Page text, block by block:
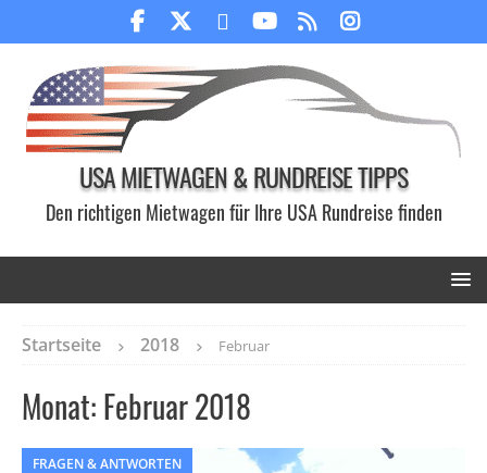
USA MIETWAGEN & RUNDREISE TIPPS
Den richtigen Mietwagen für Ihre USA Rundreise finden
Startseite 2018 Februar
Monat:Februar 2018
FRAGEN & ANTWORTEN